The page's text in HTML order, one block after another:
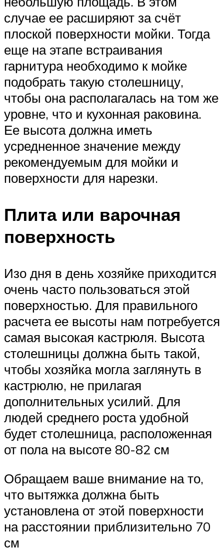
случае ее расширяют за счёт
плоской поверхности мойки. Тогда
еще на этапе встраивания
гарнитура необходимо к мойке
подобрать такую столешницу,
чтобы она располагалась на том же
уровне, что и кухонная раковина.
Ее высота должна иметь
усредненное значение между
рекомендуемым для мойки и
поверхности для нарезки.
Плита или варочная
поверхность
Изо дня в день хозяйке приходится
очень часто пользоваться этой
поверхностью. Для правильного
расчета ее высоты нам потребуется
самая высокая кастрюля. Высота
столешницы должна быть такой,
чтобы хозяйка могла заглянуть в
кастрюлю, не прилагая
дополнительных усилий. Для
людей среднего роста удобной
будет столешница, расположенная
от пола на высоте 80-82 см
Обращаем ваше внимание на то,
что вытяжка должна быть
установлена от этой поверхности
на расстоянии приблизительно 70
см